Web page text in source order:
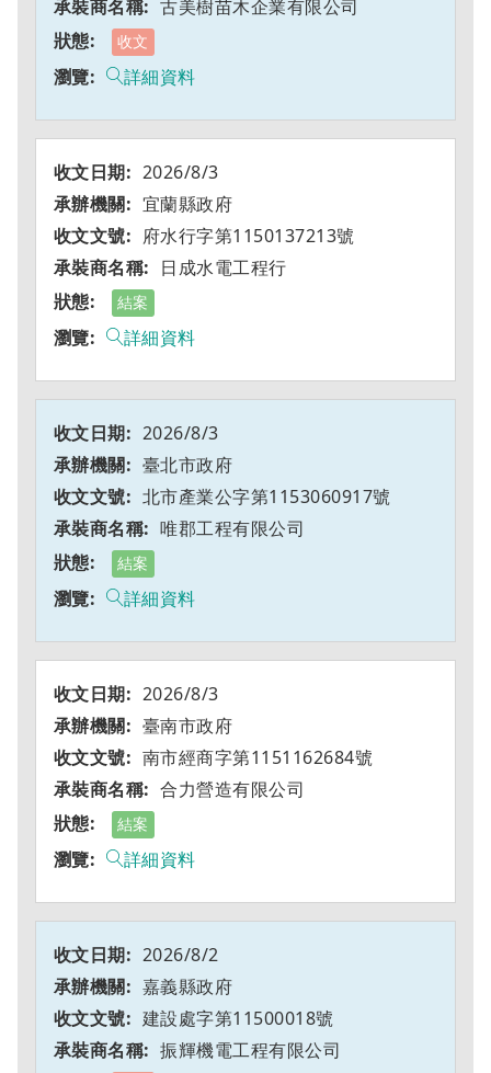
古美樹苗木企業有限公司
收文
詳細資料
2026/8/3
宜蘭縣政府
府水行字第1150137213號
日成水電工程行
結案
詳細資料
2026/8/3
臺北市政府
北市產業公字第1153060917號
唯郡工程有限公司
結案
詳細資料
2026/8/3
臺南市政府
南市經商字第1151162684號
合力營造有限公司
結案
詳細資料
2026/8/2
嘉義縣政府
建設處字第11500018號
振輝機電工程有限公司